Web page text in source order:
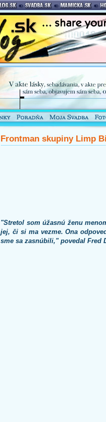
Frontman skupiny Limp
"Stretol som úžasnú ženu
jej, či si ma vezme. Ona
sme sa zasnúbili," povedal Fred